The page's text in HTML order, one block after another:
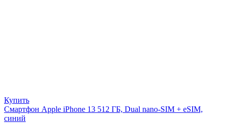
Купить
Смартфон Apple iPhone 13 512 ГБ, Dual nano-SIM + eSIM,
синий